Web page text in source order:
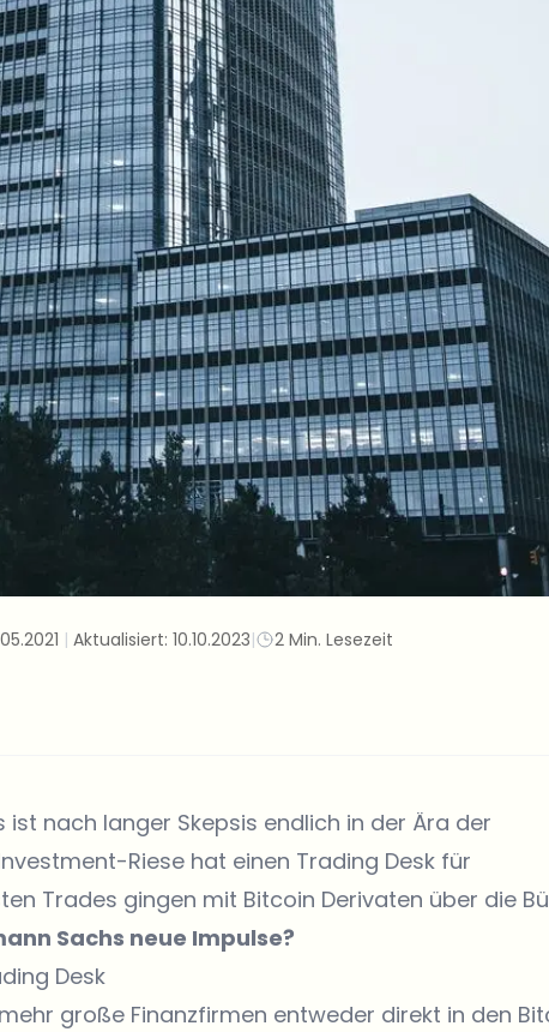
| Aktualisiert: 10.10.2023| 2 Min. Lesezeit
nach langer Skepsis endlich in der Ära der
Riese hat einen Trading Desk für
Trades gingen mit Bitcoin Derivaten über die
Sachs neue Impulse?
Desk
große Finanzfirmen entweder direkt in den